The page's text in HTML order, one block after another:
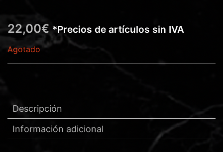
22,00€ *Precios de artículos sin IVA
Agotado
Descripción
Información adicional